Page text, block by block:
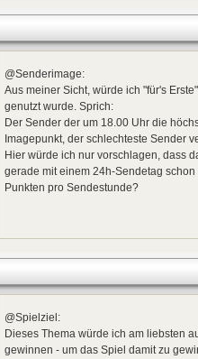
@Senderimage:
Aus meiner Sicht, würde ich "für's
genutzt wurde. Sprich:
Der Sender der um 18.00 Uhr die
Imagepunkt, der schlechteste Sender
Hier würde ich nur vorschlagen, dass
gerade mit einem 24h-Sendetag
Punkten pro Sendestunde?
@Spielziel:
Dieses Thema würde ich am liebsten
gewinnen - um das Spiel damit zu